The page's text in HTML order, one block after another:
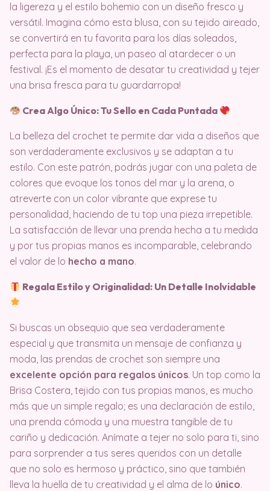
la ligereza y el estilo bohemio con un diseño fresco y
versátil. Imagina cómo esta blusa, con su tejido aireado,
se convertirá en tu favorita para los días soleados,
perfecta para la playa, un paseo al atardecer o un
festival. ¡Es el momento de desatar tu creatividad y tejer
una brisa fresca para tu guardarropa!
Crea Algo Único: Tu Sello en Cada Puntada
La belleza del crochet te permite dar vida a diseños que
son verdaderamente exclusivos y se adaptan a tu
estilo. Con este patrón, podrás jugar con una paleta de
colores que evoque los tonos del mar y la arena, o
atreverte con un color vibrante que exprese tu
personalidad, haciendo de tu top una pieza irrepetible.
La satisfacción de llevar una prenda hecha a tu medida
y por tus propias manos es incomparable, celebrando
el valor de lo hecho a mano.
Regala Estilo y Originalidad: Un Detalle Inolvidable
Si buscas un obsequio que sea verdaderamente
especial y que transmita un mensaje de confianza y
moda, las prendas de crochet son siempre una
excelente opción para regalos únicos. Un top como la
Brisa Costera, tejido con tus propias manos, es mucho
más que un simple regalo; es una declaración de estilo,
una prenda cómoda y una muestra tangible de tu
cariño y dedicación. Anímate a tejer no solo para ti, sino
para sorprender a tus seres queridos con un detalle
que no solo es hermoso y práctico, sino que también
lleva la huella de tu creatividad y el alma de lo único.